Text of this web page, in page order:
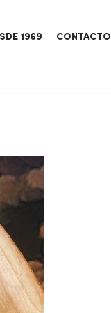
1969 CONTACTO